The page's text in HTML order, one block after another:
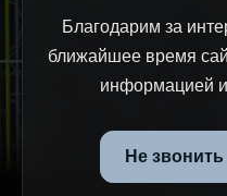
Благодарим за
ближайшее время
информацией
Не звонить